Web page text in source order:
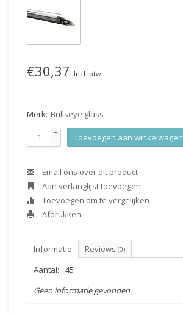
€30,37 Incl. btw
Merk: Bullseye glass
+
- Toevoegen aan winkelwagen
Email ons over dit product
Aan verlanglijst toevoegen
Toevoegen om te vergelijken
Afdrukken
Informatie Reviews (0)
Aantal:
45
Geen informatie gevonden